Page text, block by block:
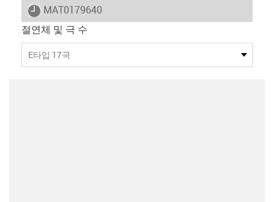
igus-icon-lieferzeit
MAT0179640
절연체 및 극 수
E타입 17극